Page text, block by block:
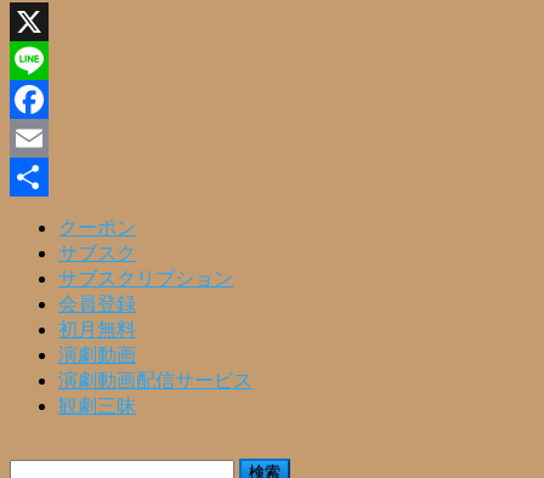
X
Line
Facebook
Email
クーポン
サブスク
サブスクリプション
会員登録
初月無料
演劇動画
演劇動画配信サービス
観劇三昧